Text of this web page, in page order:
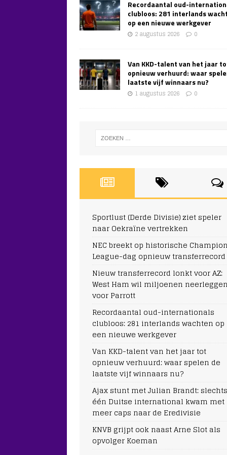
Recordaantal oud-
clubloos: 281 interlands
op een nieuwe werkgever
2 augustus 2026 0
Van KKD-talent van het jaar
opnieuw verhuurd: waar
laatste vijf winnaars nu?
1 augustus 2026 0
Sportlust (Derde Divisie) ziet speler
naar Oekraïne vertrekken
NEC breekt op historische
League-dag opnieuw transferrecord
Nieuw transferrecord lonkt voor AZ:
West Ham wil miljoenen neerleggen
voor Parrott
Recordaantal oud-internationals
clubloos: 281 interlands wachten op
een nieuwe werkgever
Van KKD-talent van het jaar tot
opnieuw verhuurd: waar spelen de
laatste vijf winnaars nu?
Ajax stunt met Julian Brandt: slechts
één Duitse international kwam met
meer caps naar de Eredivisie
KNVB grijpt ook naast Arne Slot als
opvolger Koeman